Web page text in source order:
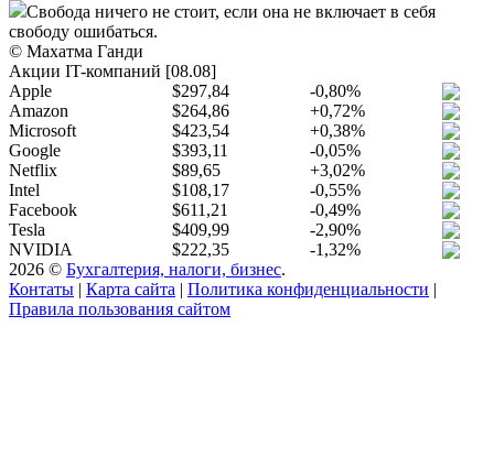
Свобода ничего не стоит, если она не включает в себя
свободу ошибаться.
© Махатма Ганди
Акции IT-компаний [08.08]
Apple
$297,84
-0,80%
Amazon
$264,86
+0,72%
Microsoft
$423,54
+0,38%
Google
$393,11
-0,05%
Netflix
$89,65
+3,02%
Intel
$108,17
-0,55%
Facebook
$611,21
-0,49%
Tesla
$409,99
-2,90%
NVIDIA
$222,35
-1,32%
2026 © Бухгалтерия, налоги, бизнес.
Контаты | Карта сайта | Политика конфиденциальности |
Правила пользования сайтом